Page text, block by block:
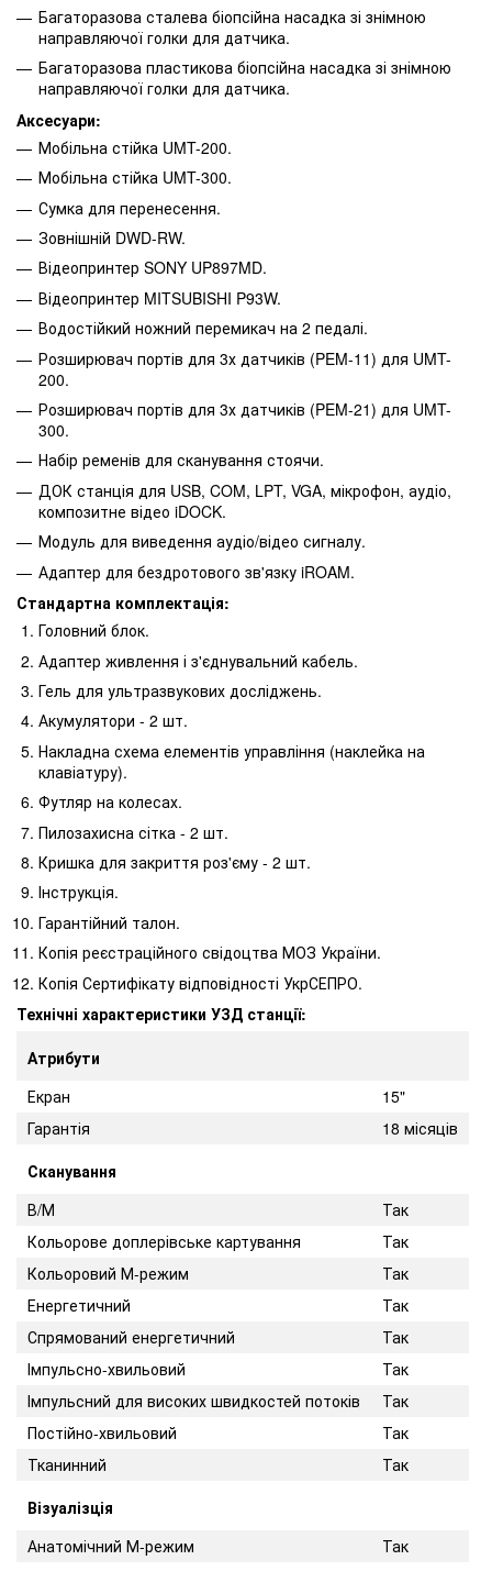
Багаторазова сталева біопсійна насадка зі знімною
направляючої голки для датчика.
Багаторазова пластикова біопсійна насадка зі знімною
направляючої голки для датчика.
Аксесуари:
Мобільна стійка UMT-200.
Мобільна стійка UMT-300.
Сумка для перенесення.
Зовнішній DWD-RW.
Відеопринтер SONY UP897MD.
Відеопринтер MITSUBISHI P93W.
Водостійкий ножний перемикач на 2 педалі.
Розширювач портів для 3х датчиків (PEM-11) для UMT-
200.
Розширювач портів для 3х датчиків (PEM-21) для UMT-
300.
Набір ременів для сканування стоячи.
ДОК станція для USB, COM, LPT, VGA, мікрофон, аудіо,
композитне відео iDOCK.
Модуль для виведення аудіо/відео сигналу.
Адаптер для бездротового зв'язку iROAM.
Стандартна комплектація:
Головний блок.
Адаптер живлення і з'єднувальний кабель.
Гель для ультразвукових досліджень.
Акумулятори - 2 шт.
Накладна схема елементів управління (наклейка на
клавіатуру).
Футляр на колесах.
Пилозахисна сітка - 2 шт.
Кришка для закриття роз'єму - 2 шт.
Інструкція.
Гарантійний талон.
Копія реєстраційного свідоцтва МОЗ України.
Копія Сертифікату відповідності УкрСЕПРО.
Технічні характеристики УЗД станції:
Атрибути
Екран
15"
Гарантія
18 місяців
Сканування
В/М
Так
Кольорове доплерівське картування
Так
Кольоровий М-режим
Так
Енергетичний
Так
Спрямований енергетичний
Так
Імпульсно-хвильовий
Так
Імпульсний для високих швидкостей потоків
Так
Постійно-хвильовий
Так
Тканинний
Так
Візуалізція
Анатомічний М-режим
Так